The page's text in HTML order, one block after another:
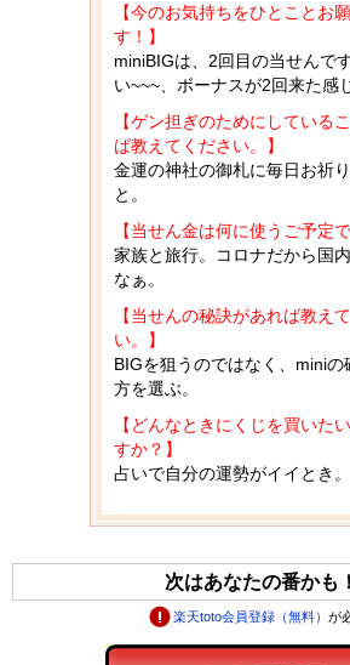
【今のお気持ちをひとことお
す！】
miniBIGは、2回目の当せんで
い~~~、ボーナスが2回来た感
【ゲン担ぎのためにしている
ば教えてください。】
金運の神社の御札に毎日お祈
と。
【当せん金は何に使うご予定
家族と旅行。コロナだから国
なぁ。
【当せんの秘訣があれば教え
い。】
BIGを狙うのではなく、miniの
方を選ぶ。
【どんなときにくじを買いた
すか？】
占いで自分の運勢がイイとき。
次はあなたの番かも
楽天toto会員登録（無料） が